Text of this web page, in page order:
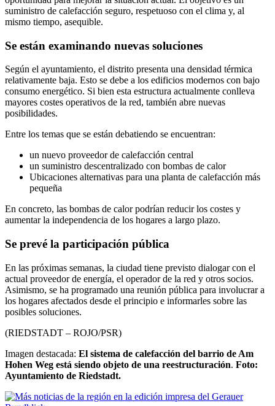
suministro de calefacción seguro, respetuoso con el clima y, al
mismo tiempo, asequible.
Se están examinando nuevas soluciones
Según el ayuntamiento, el distrito presenta una densidad térmica
relativamente baja. Esto se debe a los edificios modernos con bajo
consumo energético. Si bien esta estructura actualmente conlleva
mayores costes operativos de la red, también abre nuevas
posibilidades.
Entre los temas que se están debatiendo se encuentran:
un nuevo proveedor de calefacción central
un suministro descentralizado con bombas de calor
Ubicaciones alternativas para una planta de calefacción más
pequeña
En concreto, las bombas de calor podrían reducir los costes y
aumentar la independencia de los hogares a largo plazo.
Se prevé la participación pública
En las próximas semanas, la ciudad tiene previsto dialogar con el
actual proveedor de energía, el operador de la red y otros socios.
Asimismo, se ha programado una reunión pública para involucrar a
los hogares afectados desde el principio e informarles sobre las
posibles soluciones.
(RIEDSTADT – ROJO/PSR)
Imagen destacada: El sistema de calefacción del barrio de Am
Hohen Weg está siendo objeto de una reestructuración. Foto:
Ayuntamiento de Riedstadt.